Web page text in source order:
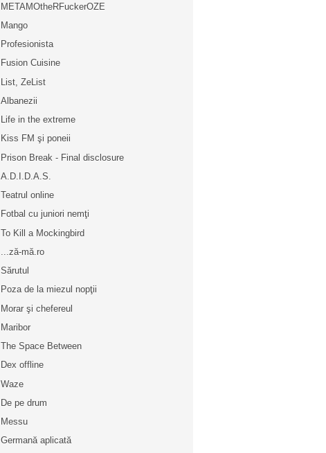
METAMOtheRFuckerOZE
Mango
Profesionista
Fusion Cuisine
List, ZeList
Albanezii
Life in the extreme
Kiss FM şi poneii
Prison Break - Final disclosure
A.D.I.D.A.S.
Teatrul online
Fotbal cu juniori nemţi
To Kill a Mockingbird
...ză-mă.ro
Sărutul
Poza de la miezul nopţii
Morar şi chefereul
Maribor
The Space Between
Dex offline
Waze
De pe drum
Messu
Germană aplicată